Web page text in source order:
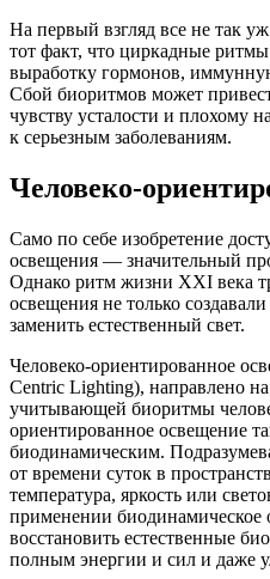
На первый взгляд все не так
тот факт, что циркадные ритмы
выработку гормонов,
Сбой биоритмов может
чувству усталости и плохому
к серьезным заболеваниям.
Человеко-
Само по себе изобретение
освещения — значительный
Однако ритм жизни XXI века
освещения не только
заменить естественный свет.
Человеко-ориентированное
Centric Lighting), направлено
учитывающей биоритмы
ориентированное освещение
биодинамическим.
от времени суток в
температура, яркость или
применении биодинамическое
восстановить естественные
полным энергии и сил и даже